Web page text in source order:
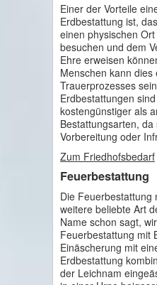
Einer der Vorteile
Erdbestattung ist,
einen physischen
besuchen und dem
Ehre erweisen
Menschen kann
Trauerprozesses
Erdbestattungen
kostengünstiger als
Bestattungsarten, da
Vorbereitung oder
Zum Friedhofsbedarf
Feuerbestattung
Die Feuerbestattung
weitere beliebte Art
Name schon sagt,
Feuerbestattung mit
Einäscherung mit
Erdbestattung
der Leichnam